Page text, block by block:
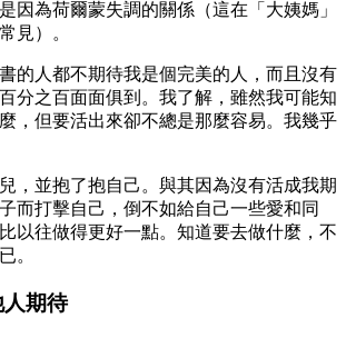
因為荷爾蒙失調的關係（這在「大姨媽」
見）。
的人都不期待我是個完美的人，而且沒有
分之百面面俱到。我了解，雖然我可能知
，但要活出來卻不總是那麼容易。我幾乎
，並抱了抱自己。與其因為沒有活成我期
而打擊自己，倒不如給自己一些愛和同
以往做得更好一點。知道要去做什麼，不
。
人期待